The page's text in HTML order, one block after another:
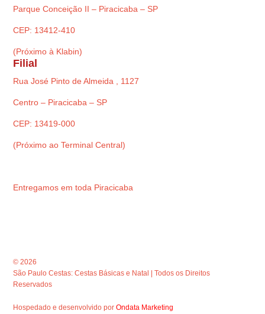
Parque Conceição II – Piracicaba – SP
CEP: 13412-410
(Próximo à Klabin)
Filial
Rua José Pinto de Almeida , 1127
Centro – Piracicaba – SP
CEP: 13419-000
(Próximo ao Terminal Central)
Entregamos em toda Piracicaba
© 2026
São Paulo Cestas: Cestas Básicas e Natal | Todos os Direitos
Reservados
Hospedado e desenvolvido porOndata Marketing